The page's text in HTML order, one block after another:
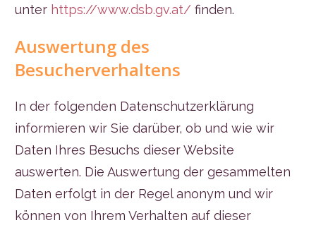
unter https://www.dsb.gv.at/ finden.
Auswertung des
Besucherverhaltens
In der folgenden Datenschutzerklärung
informieren wir Sie darüber, ob und wie wir
Daten Ihres Besuchs dieser Website
auswerten. Die Auswertung der gesammelten
Daten erfolgt in der Regel anonym und wir
können von Ihrem Verhalten auf dieser